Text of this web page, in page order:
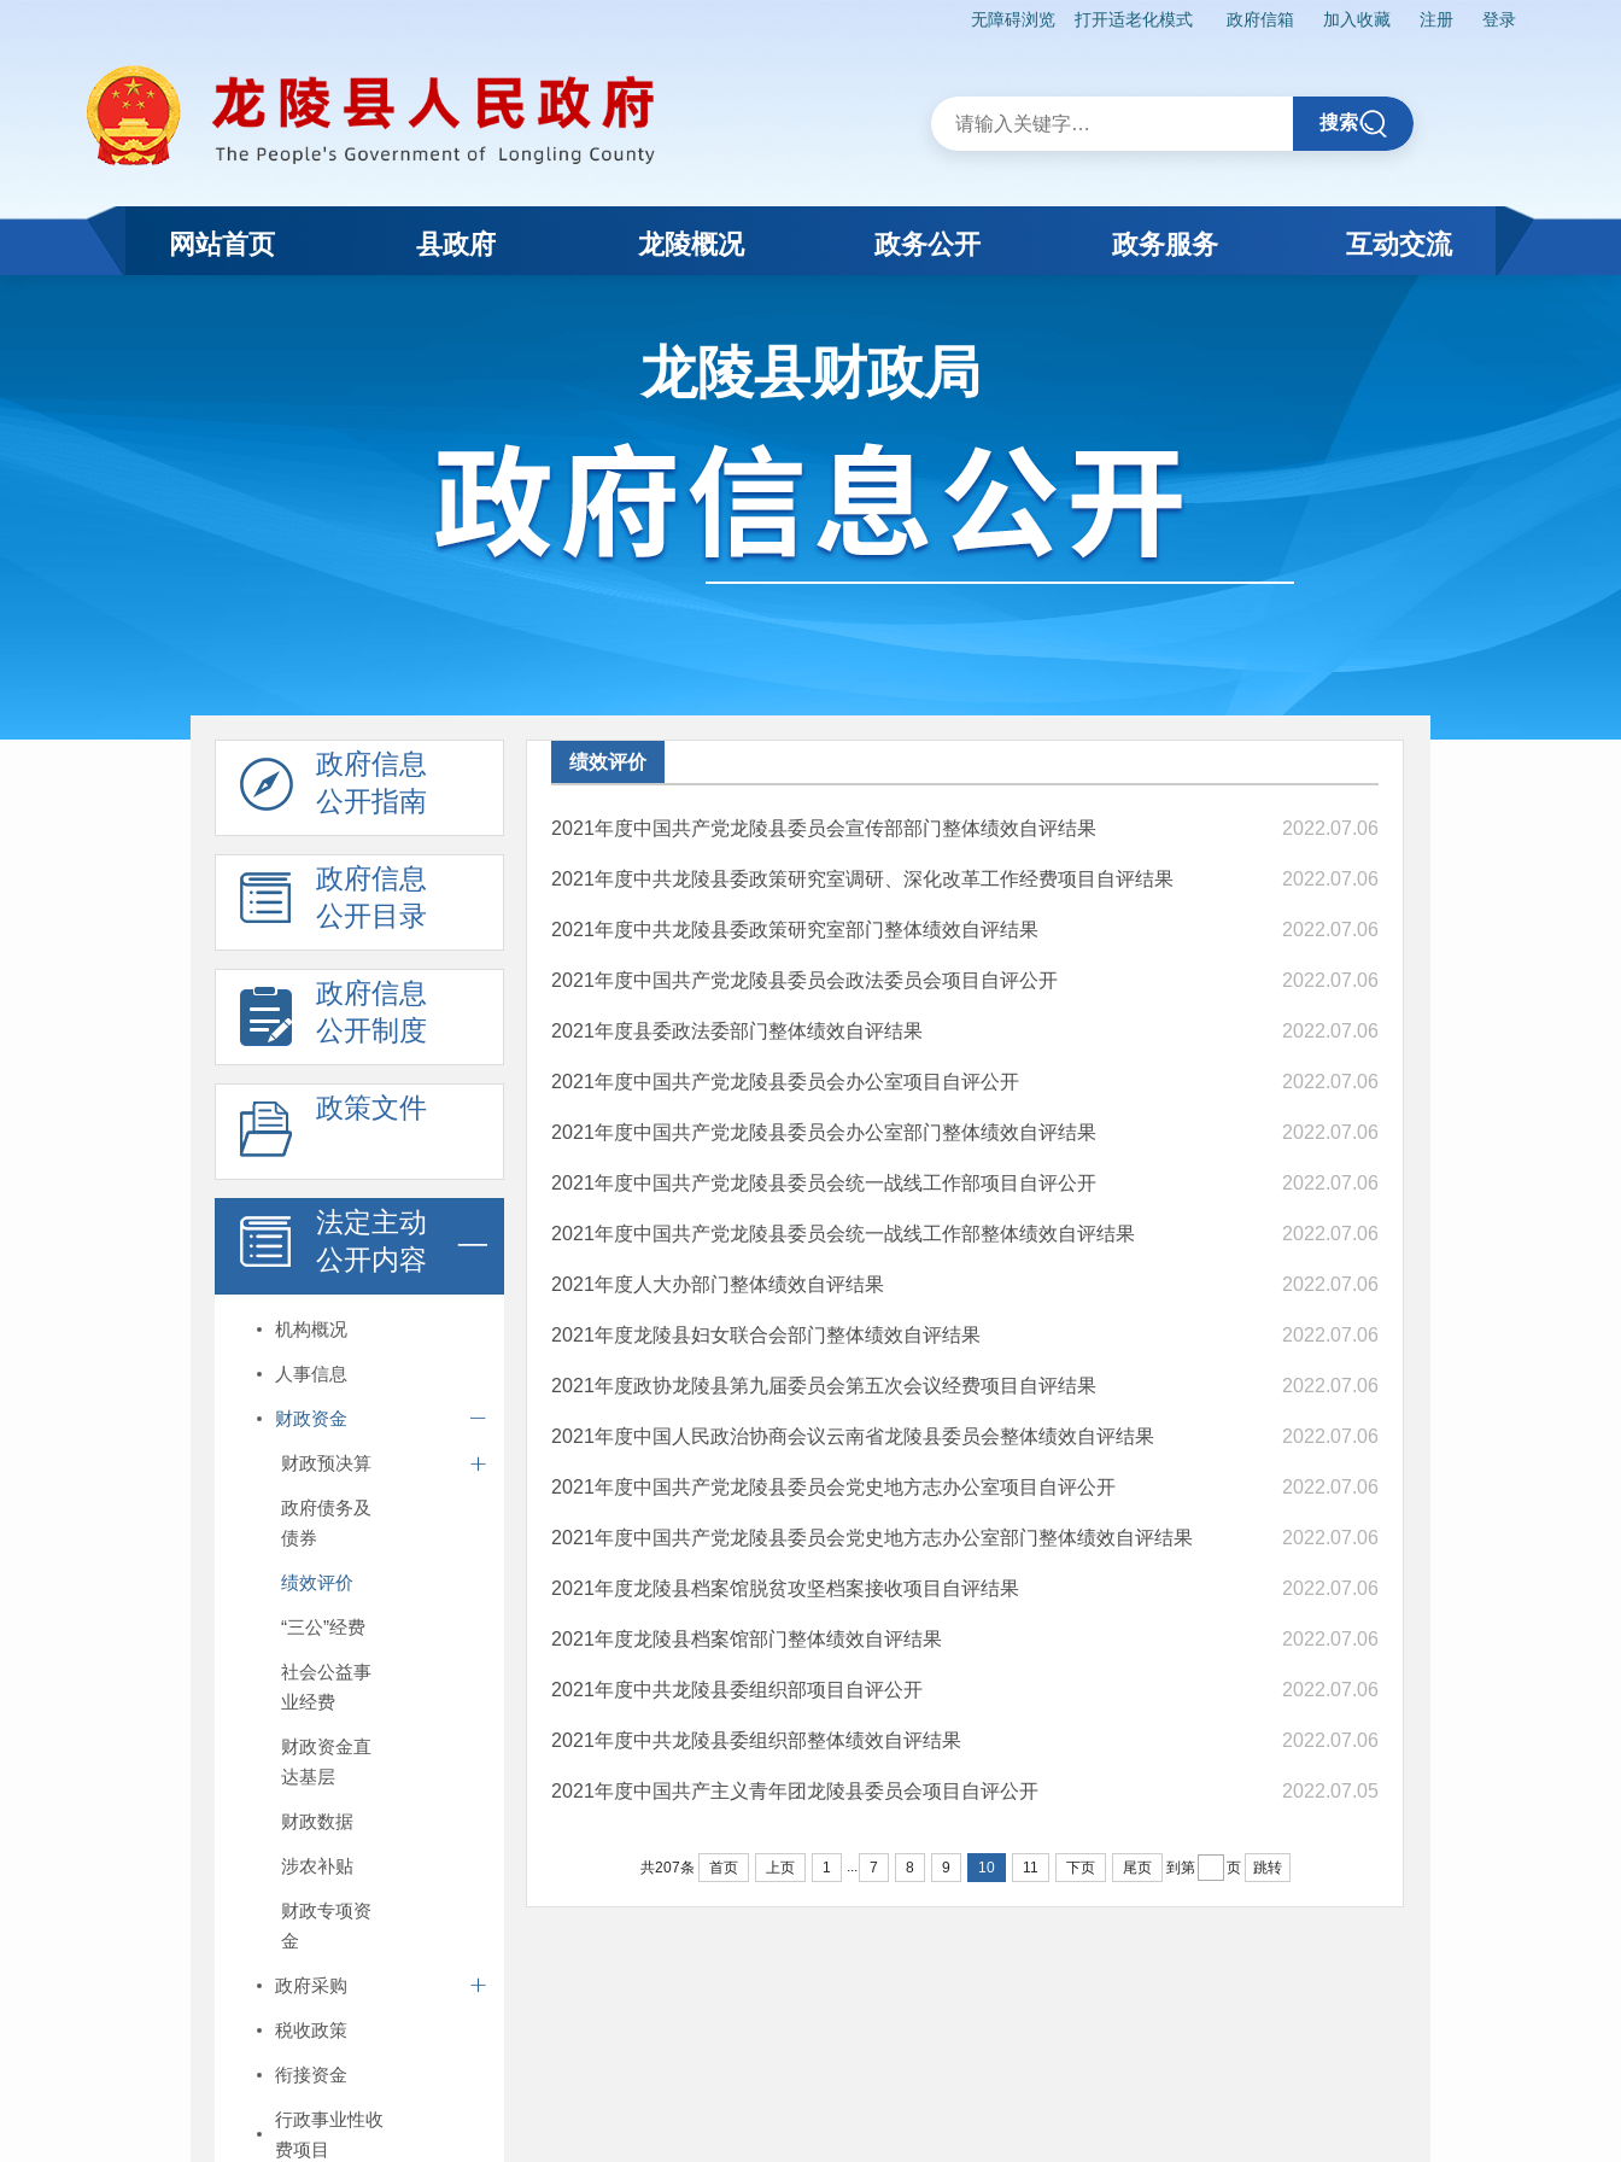
无障碍浏览 打开适老化模式 政府信箱 加入收藏 注册 登录
搜索
网站首页 县政府 龙陵概况 政务公开 政务服务 互动交流
龙陵县财政局
政府信息
公开指南
政府信息
公开目录
政府信息
公开制度
政策文件
法定主动
公开内容
机构概况
人事信息
财政资金
财政预决算
政府债务及
债券
绩效评价
“三公”经费
社会公益事
业经费
财政资金直
达基层
财政数据
涉农补贴
财政专项资
金
政府采购
税收政策
衔接资金
行政事业性收
费项目
绩效评价
2021年度中国共产党龙陵县委员会宣传部部门整体绩效自评结果 2022.07.06
2021年度中共龙陵县委政策研究室调研、深化改革工作经费项目自评结果 2022.07.06
2021年度中共龙陵县委政策研究室部门整体绩效自评结果 2022.07.06
2021年度中国共产党龙陵县委员会政法委员会项目自评公开 2022.07.06
2021年度县委政法委部门整体绩效自评结果 2022.07.06
2021年度中国共产党龙陵县委员会办公室项目自评公开 2022.07.06
2021年度中国共产党龙陵县委员会办公室部门整体绩效自评结果 2022.07.06
2021年度中国共产党龙陵县委员会统一战线工作部项目自评公开 2022.07.06
2021年度中国共产党龙陵县委员会统一战线工作部整体绩效自评结果 2022.07.06
2021年度人大办部门整体绩效自评结果 2022.07.06
2021年度龙陵县妇女联合会部门整体绩效自评结果 2022.07.06
2021年度政协龙陵县第九届委员会第五次会议经费项目自评结果 2022.07.06
2021年度中国人民政治协商会议云南省龙陵县委员会整体绩效自评结果 2022.07.06
2021年度中国共产党龙陵县委员会党史地方志办公室项目自评公开 2022.07.06
2021年度中国共产党龙陵县委员会党史地方志办公室部门整体绩效自评结果 2022.07.06
2021年度龙陵县档案馆脱贫攻坚档案接收项目自评结果 2022.07.06
2021年度龙陵县档案馆部门整体绩效自评结果 2022.07.06
2021年度中共龙陵县委组织部项目自评公开 2022.07.06
2021年度中共龙陵县委组织部整体绩效自评结果 2022.07.06
2021年度中国共产主义青年团龙陵县委员会项目自评公开 2022.07.05
共207条 首页 上页 1 ... 7 8 9 10 11 下页 尾页 到第 页 跳转